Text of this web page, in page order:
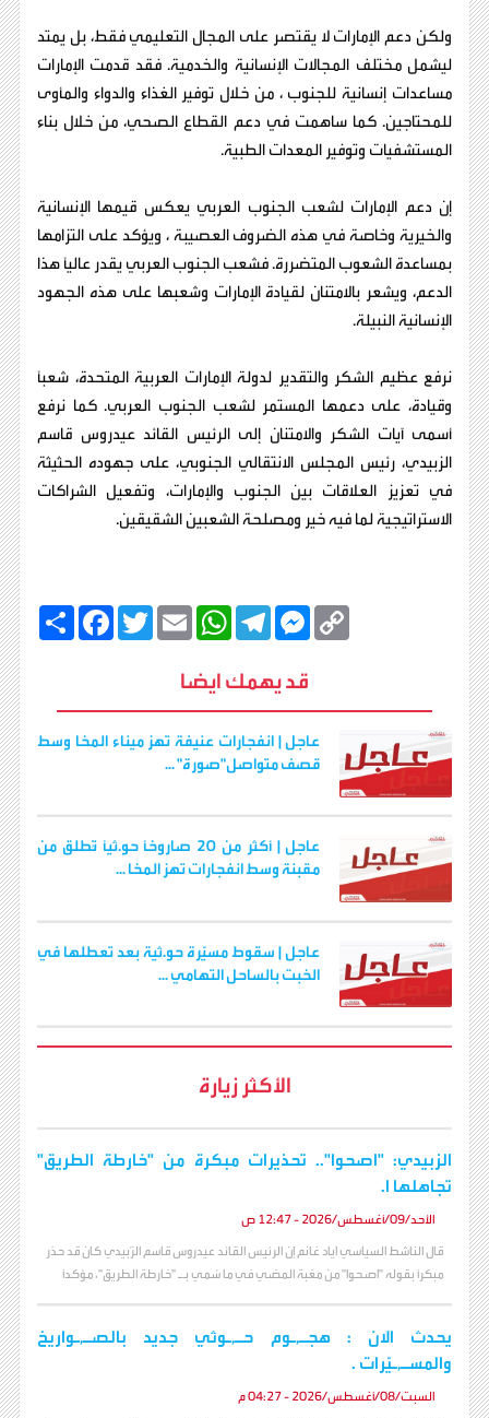
ولكن دعم الإمارات لا يقتصر على المجال التعليمي فقط، بل يمتد
ليشمل مختلف المجالات الإنسانية والخدمية. فقد قدمت الإمارات
مساعدات إنسانية للجنوب ، من خلال توفير الغذاء والدواء والمأوى
للمحتاجين. كما ساهمت في دعم القطاع الصحي، من خلال بناء
المستشفيات وتوفير المعدات الطبية.
إن دعم الإمارات لشعب الجنوب العربي يعكس قيمها الإنسانية
والخيرية وخاصة في هذه الضروف العصيبة ، ويؤكد على التزامها
بمساعدة الشعوب المتضررة. فشعب الجنوب العربي يقدر عالياً هذا
الدعم، ويشعر بالامتنان لقيادة الإمارات وشعبها على هذه الجهود
الإنسانية النبيلة.
نرفع عظيم الشكر والتقدير لدولة الإمارات العربية المتحدة، شعباً
وقيادة، على دعمها المستمر لشعب الجنوب العربي. كما نرفع
أسمى آيات الشكر والامتنان إلى الرئيس القائد عيدروس قاسم
الزبيدي، رئيس المجلس الانتقالي الجنوبي، على جهوده الحثيثة
في تعزيز العلاقات بين الجنوب والإمارات، وتفعيل الشراكات
الاستراتيجية لما فيه خير ومصلحة الشعبين الشقيقين.
ا
F
a
o
k
T
w
r
E
m
l
W
h
s
p
p
T
g
a
m
M
e
e
g
e
C
n
قد يهمك ايضا
عاجل | انفجارات عنيفة تهز ميناء المخا وسط
قصف متواصل"صورة" ...
عاجل | أكثر من 20 صاروخًا حو.ثيًا تُطلق من
مقبنة وسط انفجارات تهز المخا ...
عاجل | سقوط مسيّرة حو.ثية بعد تعطلها في
الخبت بالساحل التهامي ...
الأكثر زيارة
الزبيدي: "اصحوا".. تحذيرات مبكرة من "خارطة الطريق"
تجاهلها ا.
الأحد/09/أغسطس/2026 - 12:47 ص
قال الناشط السياسي اياد غانم إن الرئيس القائد عيدروس قاسم الزُبيدي كان قد حذر
مبكراً بقوله "اصحوا" من مغبة المضي في ما سُمي بـ "خارطة الطريق"، مؤكداً
يحدث الان : هجـ,ـوم حـ,ـوثي جديد بالصـ,ـواريخ
والمسـ,ـيّرات .
السبت/08/أغسطس/2026 - 04:27 م